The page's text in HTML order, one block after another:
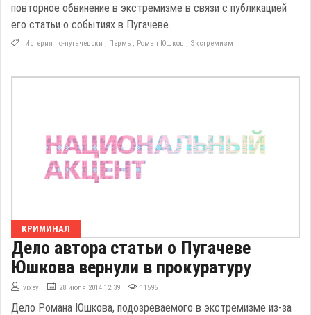
повторное обвинение в экстремизме в связи с публикацией
его статьи о событиях в Пугачеве.
Истерия по-пугачевски , Пермь , Роман Юшков , Экстремизм
КРИМИНАЛ
Дело автора статьи о Пугачеве
Юшкова вернули в прокуратуру
vixey 28 июля 2014 12:39 11596
Дело Романа Юшкова, подозреваемого в экстремизме из-за